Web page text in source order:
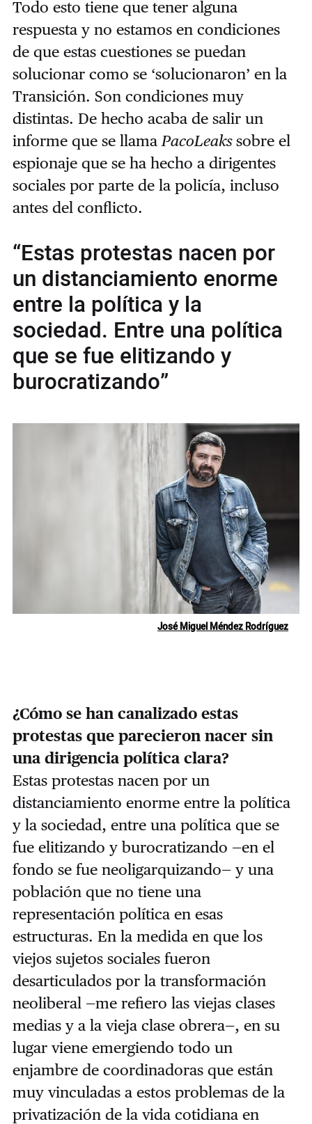
Todo esto tiene que tener alguna
respuesta y no estamos en condiciones
de que estas cuestiones se puedan
solucionar como se ‘solucionaron’ en la
Transición. Son condiciones muy
distintas. De hecho acaba de salir un
informe que se llama PacoLeakssobre el
espionaje que se ha hecho a dirigentes
sociales por parte de la policía, incluso
antes del conflicto.
“Estas protestas nacen por
un distanciamiento enorme
entre la política y la
sociedad. Entre una política
que se fue elitizando y
burocratizando”
José Miguel Méndez Rodríguez
¿Cómo se han canalizado estas
protestas que parecieron nacer sin
una dirigencia política clara?
Estas protestas nacen por un
distanciamiento enorme entre la política
y la sociedad, entre una política que se
fue elitizando y burocratizando —en el
fondo se fue neoligarquizando— y una
población que no tiene una
representación política en esas
estructuras. En la medida en que los
viejos sujetos sociales fueron
desarticulados por la transformación
neoliberal —me refiero las viejas clases
medias y a la vieja clase obrera—, en su
lugar viene emergiendo todo un
enjambre de coordinadoras que están
muy vinculadas a estos problemas de la
privatización de la vida cotidiana en